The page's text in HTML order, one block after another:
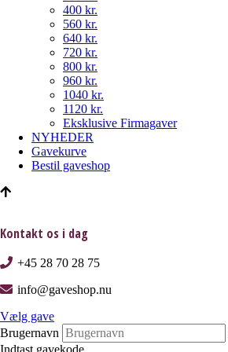
400 kr.
560 kr.
640 kr.
720 kr.
800 kr.
960 kr.
1040 kr.
1120 kr.
Eksklusive Firmagaver
NYHEDER
Gavekurve
Bestil gaveshop
Kontakt os i dag
+45 28 70 28 75
info@gaveshop.nu
Vælg gave
Brugernavn